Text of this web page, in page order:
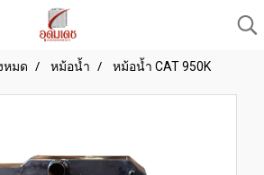
หมด หม้อน้ำ หม้อน้ำ CAT 950K